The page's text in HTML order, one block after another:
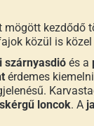
mögött kezdődő
közül is
szárnyasdió és a
érdemes
loncok. A